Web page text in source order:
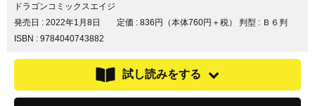
ドラゴンコミックスエイジ
発売日 : 2022年1月8日 定価 : 836円（本体760円＋税） 判型 : Ｂ６判
ISBN : 9784040743882
試し読みをする